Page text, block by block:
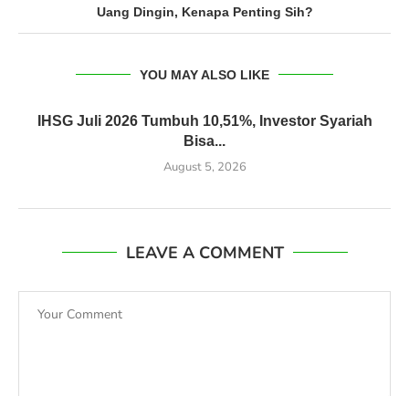
Uang Dingin, Kenapa Penting Sih?
YOU MAY ALSO LIKE
IHSG Juli 2026 Tumbuh 10,51%, Investor Syariah
Bisa...
August 5, 2026
LEAVE A COMMENT